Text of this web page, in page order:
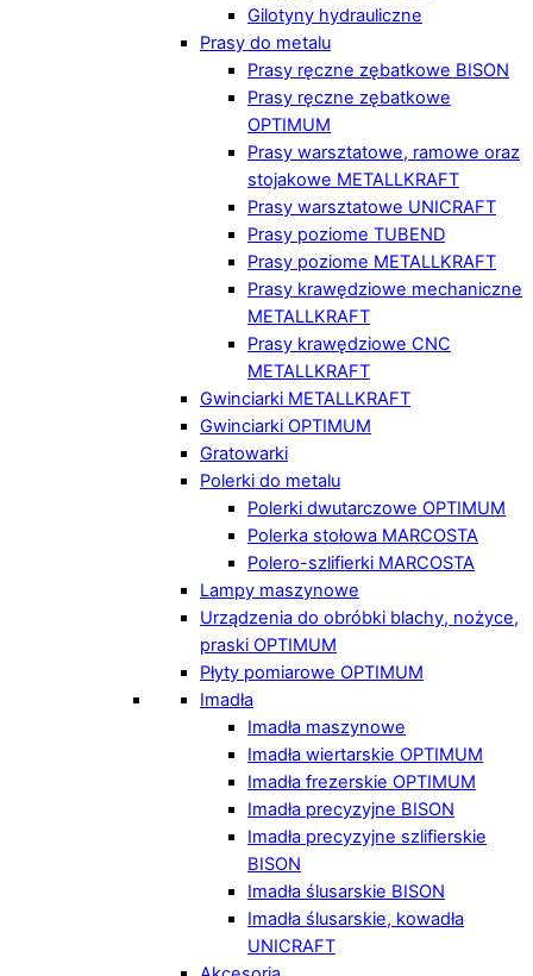
Gilotyny hydrauliczne
Prasy do metalu
Prasy ręczne zębatkowe BISON
Prasy ręczne zębatkowe
OPTIMUM
Prasy warsztatowe, ramowe oraz
stojakowe METALLKRAFT
Prasy warsztatowe UNICRAFT
Prasy poziome TUBEND
Prasy poziome METALLKRAFT
Prasy krawędziowe mechaniczne
METALLKRAFT
Prasy krawędziowe CNC
METALLKRAFT
Gwinciarki METALLKRAFT
Gwinciarki OPTIMUM
Gratowarki
Polerki do metalu
Polerki dwutarczowe OPTIMUM
Polerka stołowa MARCOSTA
Polero-szlifierki MARCOSTA
Lampy maszynowe
Urządzenia do obróbki blachy, nożyce,
praski OPTIMUM
Płyty pomiarowe OPTIMUM
Imadła
Imadła maszynowe
Imadła wiertarskie OPTIMUM
Imadła frezerskie OPTIMUM
Imadła precyzyjne BISON
Imadła precyzyjne szlifierskie
BISON
Imadła ślusarskie BISON
Imadła ślusarskie, kowadła
UNICRAFT